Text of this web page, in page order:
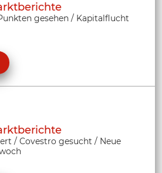
gesehen / Kapitalflucht
/ Covestro gesucht / Neue